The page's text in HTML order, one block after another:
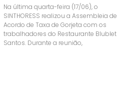
Na última quarta-feira (17/06), o
SINTHORESS realizou a Assembleia de
Acordo de Taxa de Gorjeta com os
trabalhadores do Restaurante Blublet
Santos. Durante a reunião,